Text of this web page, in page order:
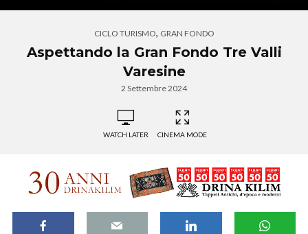
CICLO TURISMO, GRAN FONDO
Aspettando la Gran Fondo Tre Valli
Varesine
2 Settembre 2024
WATCH LATER CINEMA MODE